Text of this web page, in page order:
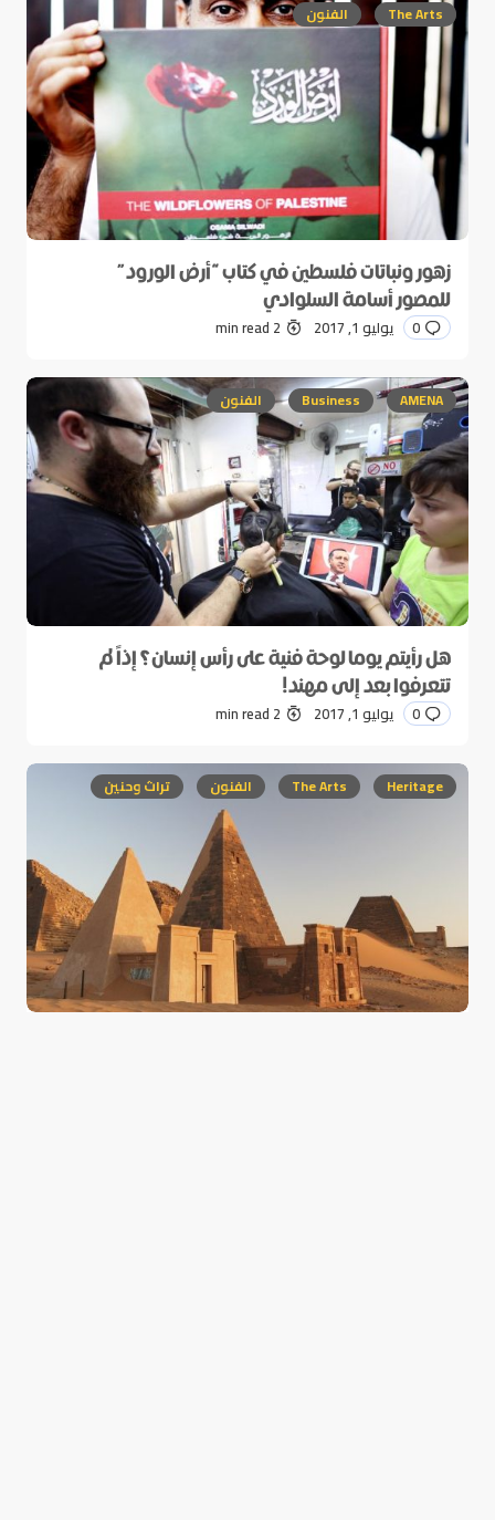
The Arts الفنون
زهور ونباتات فلسطين في كتاب “أرض الورود”
للمصور أسامة السلوادي
0 يوليو 1, 2017 2 min read
AMENA
Business الفنون
هل رأيتم يوما لوحة فنية على رأس إنسان؟ إذاً لم
تتعرفوا بعد إلى مهند!
0 يوليو 1, 2017 2 min read
Heritage
The Arts الفنون تراث وحنين